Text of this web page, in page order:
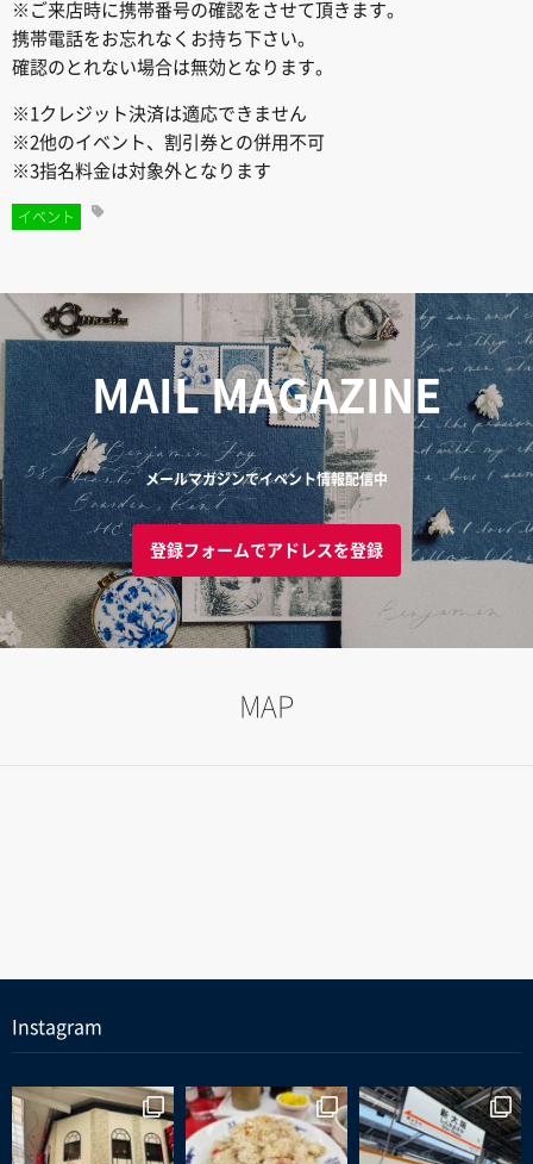
※ご来店時に携帯番号の確認をさせて頂きます。
携帯電話をお忘れなくお持ち下さい。
確認のとれない場合は無効となります。
※1クレジット決済は適応できません
※2他のイベント、割引券との併用不可
※3指名料金は対象外となります
イベント
MAIL MAGAZINE
メールマガジンでイベント情報配信中
登録フォームでアドレスを登録
MAP
Instagram